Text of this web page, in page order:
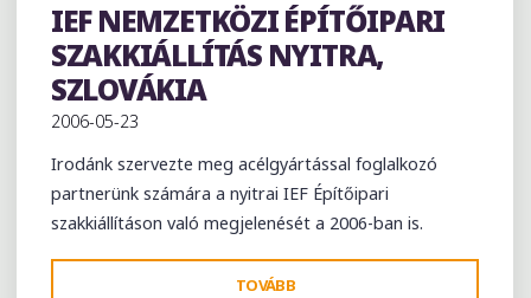
Kiállítás
IEF NEMZETKÖZI ÉPÍTŐIPARI
SZAKKIÁLLÍTÁS NYITRA,
SZLOVÁKIA
2006-05-23
Irodánk szervezte meg acélgyártással foglalkozó
partnerünk számára a nyitrai IEF Építőipari
szakkiállításon való megjelenését a 2006-ban is.
TOVÁBB